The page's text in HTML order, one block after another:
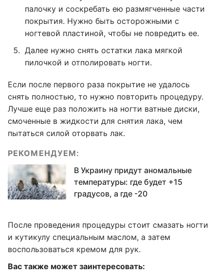
палочку и соскребать ею размягченные части
покрытия. Нужно быть осторожными с
ногтевой пластиной, чтобы не повредить ее.
Далее нужно снять остатки лака мягкой
пилочкой и отполировать ногти.
Если после первого раза покрытие не удалось
снять полностью, то нужно повторить процедуру.
Лучше еще раз положить на ногти ватные диски,
смоченные в жидкости для снятия лака, чем
пытаться силой оторвать лак.
РЕКОМЕНДУЕМ:
В Украину придут аномальные
температуры: где будет +15
градусов, а где -20
После проведения процедуры стоит смазать ногти
и кутикулу специальным маслом, а затем
воспользоваться кремом для рук.
Вас также может заинтересовать: